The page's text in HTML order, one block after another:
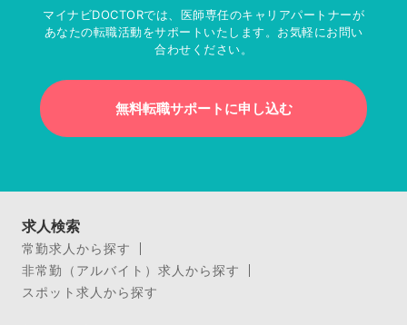
マイナビDOCTORでは、医師専任のキャリアパートナーが
あなたの転職活動をサポートいたします。お気軽にお問い
合わせください。
無料転職サポートに申し込む
求人検索
常勤求人から探す
非常勤（アルバイト）求人から探す
スポット求人から探す